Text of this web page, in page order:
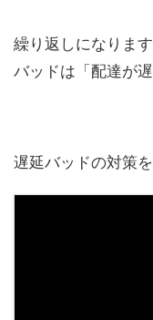
繰り返しになりま
バッドは「配達が
遅延バッドの対策